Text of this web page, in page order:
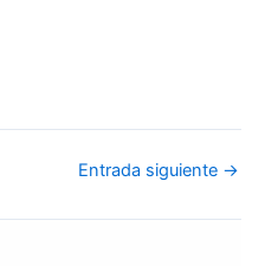
Entrada siguiente →